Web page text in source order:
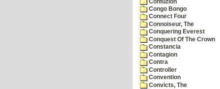
Confuzion
Congo Bongo
Connect Four
Connoiseur, The
Conquering Everest
Conquest Of The Crown
Constancia
Contagion
Contra
Controller
Convention
Convicts, The